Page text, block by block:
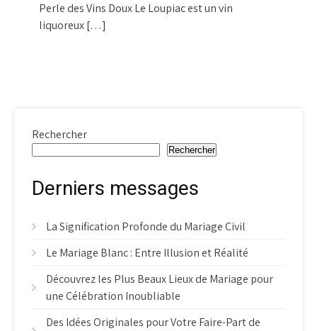
Perle des Vins Doux Le Loupiac est un vin
liquoreux […]
Rechercher
Rechercher
Derniers messages
La Signification Profonde du Mariage Civil
Le Mariage Blanc : Entre Illusion et Réalité
Découvrez les Plus Beaux Lieux de Mariage pour
une Célébration Inoubliable
Des Idées Originales pour Votre Faire-Part de